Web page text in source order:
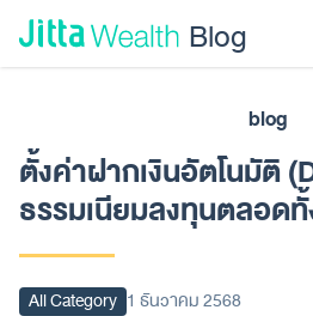
Skip to content - ข้ามไปที่เนื้อหา
Blog
ลงทุนอัตโนมัติ
blog
ตั้งค่าฝากเงินอัตโนมัติ
ธรรมเนียมลงทุนตลอด
All Category 1 ธันวาคม 2568